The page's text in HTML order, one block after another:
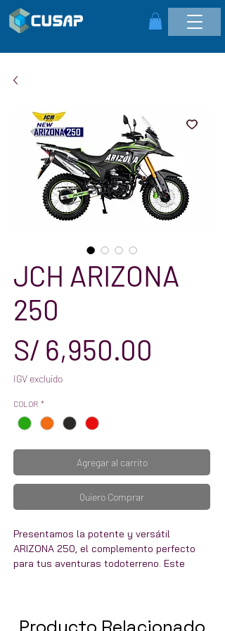
JCH ARIZONA
250
S/ 6,950.00
IGV excluido
COLOR *
Agregar al carrito
Quiero Comprar
Presentamos la potente y versátil
ARIZONA 250, el complemento perfecto
para tus aventuras todoterreno. Este
conquistar cualquier terreno. Su diseño